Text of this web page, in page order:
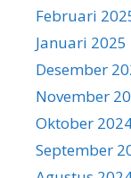
Februari
Januari 2025
Desember
November
Oktober
September